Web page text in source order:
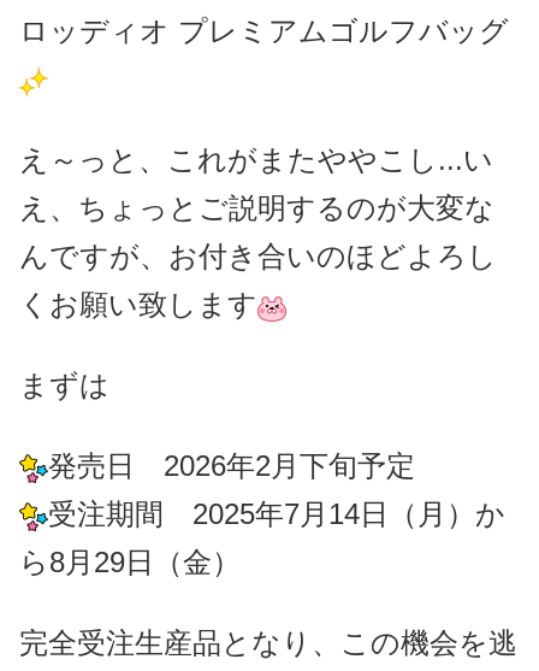
ロッディオ プレミアムゴルフバッグ
え～っと、これがまたややこし...い
え、ちょっとご説明するのが大変な
んですが、お付き合いのほどよろし
くお願い致します
まずは
発売日 2026年2月下旬予定
受注期間 2025年7月14日（月）か
ら8月29日（金）
完全受注生産品となり、この機会を逃